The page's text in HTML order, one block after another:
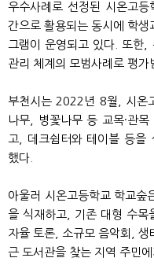
우수사례로 선정된 시온고
간으로 활용되는 동시에 학
그램이 운영되고 있다. 또한,
관리 체계의 모범사례로 평가
부천시는 2022년 8월, 시온
나무, 병꽃나무 등 교목·관
고, 데크쉼터와 테이블 등을
했다.
아울러 시온고등학교 학교숲
을 식재하고, 기존 대형 수목
자율 토론, 소규모 음악회, 생
근 도서관을 찾는 지역 주민